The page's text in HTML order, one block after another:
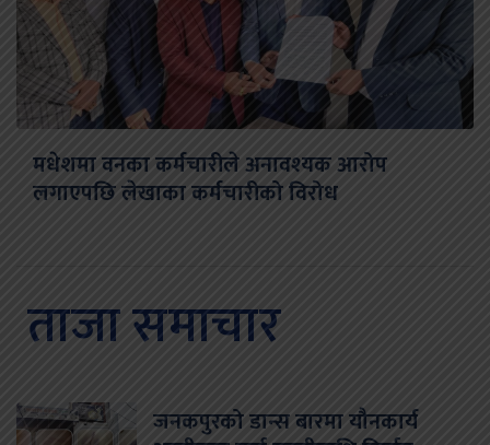
मधेशमा वनका कर्मचारीले अनावश्यक आरोप
लगाएपछि लेखाका कर्मचारीको विरोध
ताजा समाचार
जनकपुरको डान्स बारमा यौनकार्य